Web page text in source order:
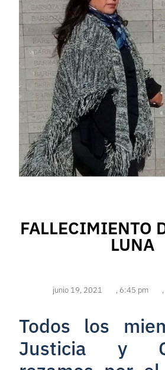
FALLECIMIENTO
LUNA
junio 19, 2021 , 6:45 pm ,
Todos los
Justicia y